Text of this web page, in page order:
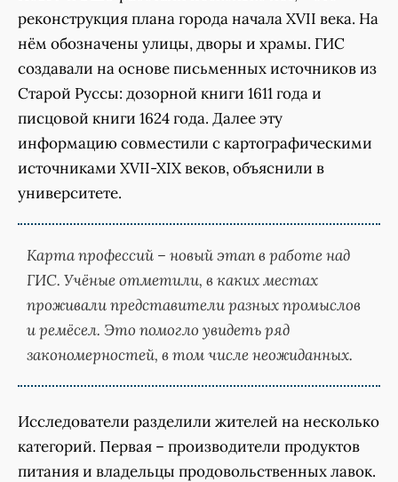
реконструкция плана города начала XVII века. На
нём обозначены улицы, дворы и храмы. ГИС
создавали на основе письменных источников из
Старой Руссы: дозорной книги 1611 года и
писцовой книги 1624 года. Далее эту
информацию совместили с картографическими
источниками XVII-XIX веков, объяснили в
университете.
Карта профессий – новый этап в работе над
ГИС. Учёные отметили, в каких местах
проживали представители разных промыслов
и ремёсел. Это помогло увидеть ряд
закономерностей, в том числе неожиданных.
Исследователи разделили жителей на несколько
категорий. Первая – производители продуктов
питания и владельцы продовольственных лавок.